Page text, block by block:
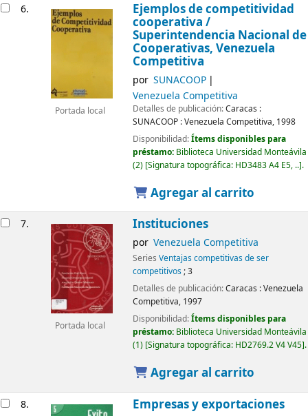
6.
Portada local
Ejemplos de competitividad
cooperativa /
Superintendencia Nacional de
Cooperativas, Venezuela
Competitiva
por SUNACOOP
Venezuela Competitiva
Detalles de publicación:Caracas :
SUNACOOP : Venezuela Competitiva, 1998
Disponibilidad:Ítems disponibles para
préstamo: Biblioteca Universidad Monteávila
(2) Signatura topográfica: HD3483 A4 E5, .. .
Agregar al carrito
7.
Portada local
Instituciones
por Venezuela Competitiva
Series Ventajas competitivas de ser
competitivos; 3
Detalles de publicación:Caracas :Venezuela
Competitiva, 1997
Disponibilidad:Ítems disponibles para
préstamo: Biblioteca Universidad Monteávila
(1) Signatura topográfica: HD2769.2 V4 V45 .
Agregar al carrito
8. Empresas y exportaciones